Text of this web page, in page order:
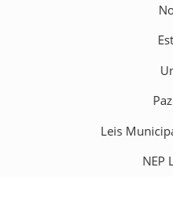
Leis
NEP